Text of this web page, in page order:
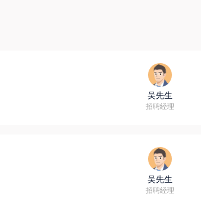
招聘方对外劳务合作资质取得情况，同时注意自身资
吴先生
招聘经理
吴先生
招聘经理